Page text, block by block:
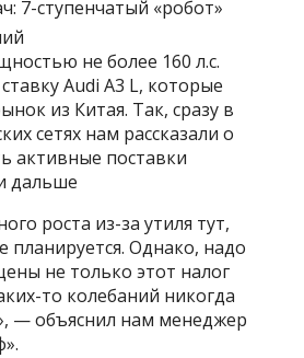
7-ступенчатый «робот»
не более 160 л.с.
Audi A3 L, которые
из Китая. Так, сразу в
сетях нам рассказали о
активные поставки
дальше
роста из-за утиля тут,
планируется. Однако, надо
не только этот налог
то колебаний никогда
— объяснил нам менеджер